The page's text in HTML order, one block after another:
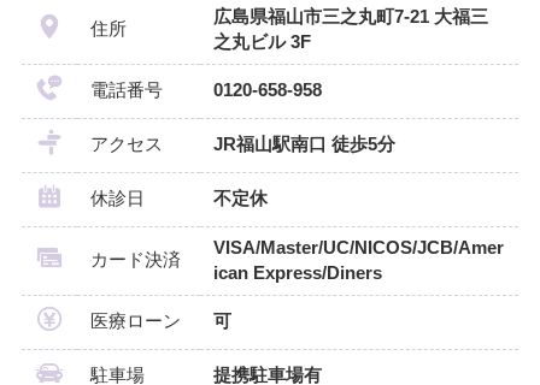
住所
広島県福山市三之丸町7-21 大福三
之丸ビル 3F
電話番号 0120-658-958
アクセス JR福山駅南口 徒歩5分
休診日 不定休
カード決済
VISA/Master/UC/NICOS/JCB/Amer
ican Express/Diners
医療ローン 可
駐車場 提携駐車場有